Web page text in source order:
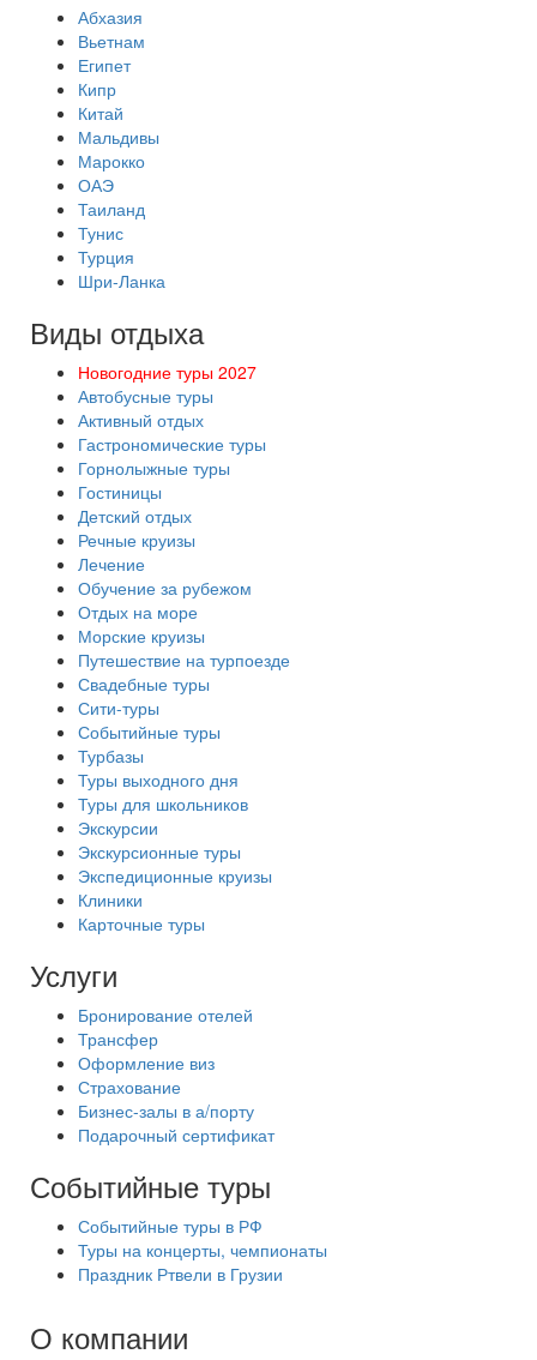
Абхазия
Вьетнам
Египет
Кипр
Китай
Мальдивы
Марокко
ОАЭ
Таиланд
Тунис
Турция
Шри-Ланка
Виды отдыха
Новогодние туры 2027
Автобусные туры
Активный отдых
Гастрономические туры
Горнолыжные туры
Гостиницы
Детский отдых
Речные круизы
Лечение
Обучение за рубежом
Отдых на море
Морские круизы
Путешествие на турпоезде
Свадебные туры
Сити-туры
Событийные туры
Турбазы
Туры выходного дня
Туры для школьников
Экскурсии
Экскурсионные туры
Экспедиционные круизы
Клиники
Карточные туры
Услуги
Бронирование отелей
Трансфер
Оформление виз
Страхование
Бизнес-залы в а/порту
Подарочный сертификат
Событийные туры
Событийные туры в РФ
Туры на концерты, чемпионаты
Праздник Ртвели в Грузии
О компании